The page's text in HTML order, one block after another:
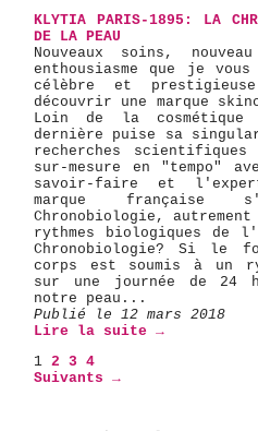
KLYTIA PARIS-1895: LA
DE LA PEAU
Nouveaux soins,
enthousiasme que je
célèbre et prestigieuse
découvrir une marque
Loin de la
dernière puise sa
recherches
sur-mesure en "tempo"
savoir-faire et
marque française
Chronobiologie,
rythmes biologiques de
Chronobiologie? Si le
corps est soumis à un
sur une journée de 24
notre peau...
Publié le 12 mars 2018
Lire la suite →
1 2 3 4
Suivants →